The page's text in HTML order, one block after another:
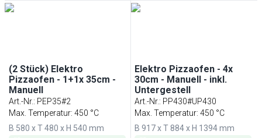
(2 Stück) Elektro
Pizzaofen - 1+1x 35cm -
Manuell
Art.-Nr.: PEP35#2
Max. Temperatur: 450 °C
B 580 x T 480 x H 540 mm
Elektro Pizzaofen - 4x
30cm - Manuell - inkl.
Untergestell
Art.-Nr.: PP430#UP430
Max. Temperatur: 450 °C
B 917 x T 884 x H 1394 mm